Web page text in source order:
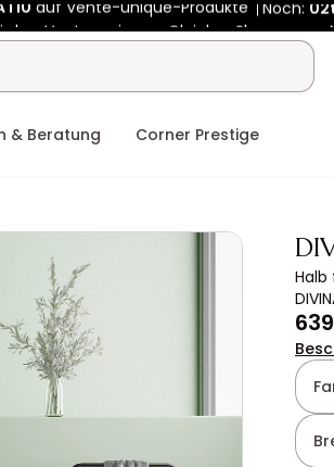
zu Vente-unique - Gleicher Shop, neuer
auf Vente-unique-Produkte Noch:02t
& Beratung Corner Prestige
Halb